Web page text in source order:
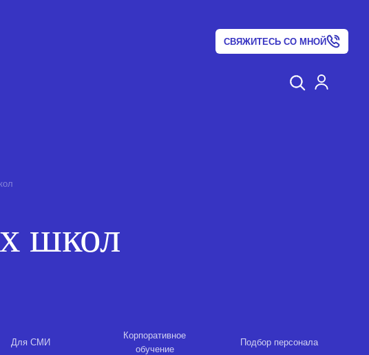
СВЯЖИТЕСЬ СО МНОЙ
школ
Для СМИ
Корпоративное
обучение
Подбор персонала